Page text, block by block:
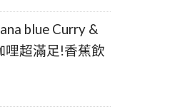
blue Curry &
超滿足!香蕉飲